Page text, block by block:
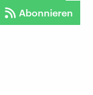
Abonnieren